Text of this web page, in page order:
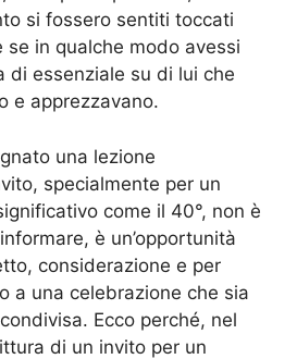
si fossero sentiti toccati
se in qualche modo avessi
di essenziale su di lui che
e apprezzavano.
una lezione
specialmente per un
come il 40°, non è
è un’opportunità
considerazione e per
a una celebrazione che sia
Ecco perché, nel
di un invito per un